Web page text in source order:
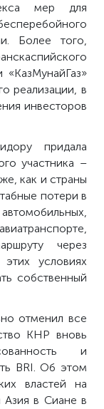
мер для
Более того,
реализации, в
инвесторов
придала
участника –
как и страны
потери в
через
условиях
собственный
отменил все
КНР вновь
и
BRI. Об этом
властей на
Азия в Сиане в